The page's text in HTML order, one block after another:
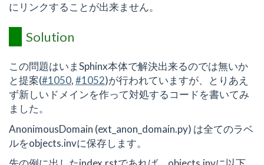
にリンクすることが出来ません。
Solution
この問題はいまSphinx本体で解決出来るのでは無いか
と提案(#1050,#1052)が行われていますが、とりあえ
ず新しいドメインを作って対処するコードを書いてみ
ました。
AnonimousDomain (ext_anon_domain.py) は全てのラベ
ルをobjects.invに保存します。